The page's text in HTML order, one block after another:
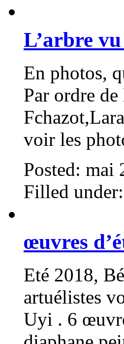
L’arbre
En photos,
Par ordre
voir les
Posted:
Filled under:
œuvres
Eté 2018,
artuélistes
Uyi . 6